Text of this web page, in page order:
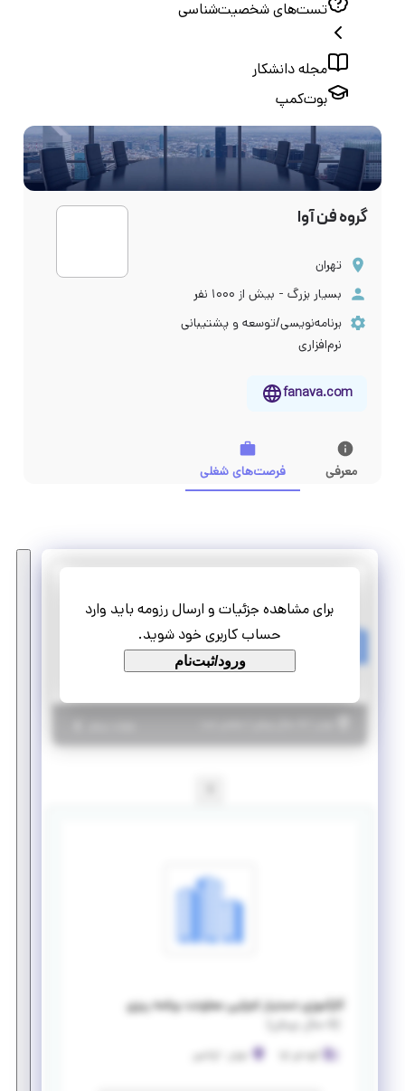
تست‌های شخصیت‌شناسی
مجله دانشکار
بوت‌کمپ
گروه فن آوا
تهران
بسیار بزرگ - بیش از ۱۰۰۰ نفر
برنامه‌نویسی/توسعه و پشتیبانی
نرم‌افزاری
fanava.com
معرفی فرصت‌های شغلی
برای مشاهده جزئیات و ارسال رزومه باید وارد
حساب کاربری خود شوید.
ورود/ثبت‌نام
تمام وقت
کارآموزی منجر ‌به استخدام
کارآموزی دستیار اجرایی معاونت برنامه ریزی